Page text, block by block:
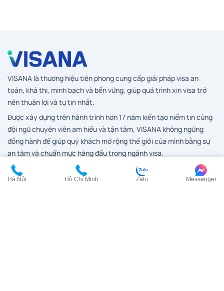
VISANA là thương hiệu tiên phong cung cấp giải pháp visa an
toàn, khả thi, minh bạch và bền vững, giúp quá trình xin visa trở
nên thuận lợi và tự tin nhất.
Được xây dựng trên hành trình hơn 17 năm kiến tạo niềm tin cùng
đội ngũ chuyên viên am hiểu và tận tâm, VISANA không ngừng
đồng hành để giúp quý khách mở rộng thế giới của mình bằng sự
an tâm và chuẩn mực hàng đầu trong ngành visa.
Hà Nội Hồ Chí Minh Zalo Messenger